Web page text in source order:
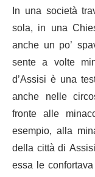
In una società
sola, in una
anche un po’
sente a volte
d’Assisi è una
anche nelle
fronte alle
esempio, alla
della città di
essa le